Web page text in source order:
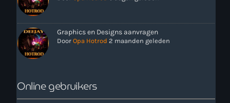
Graphics en Designs aanvragen
Door Opa Hotrod 2 maanden geleden
Online gebruikers